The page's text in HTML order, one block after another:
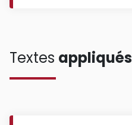
Textes appliqués